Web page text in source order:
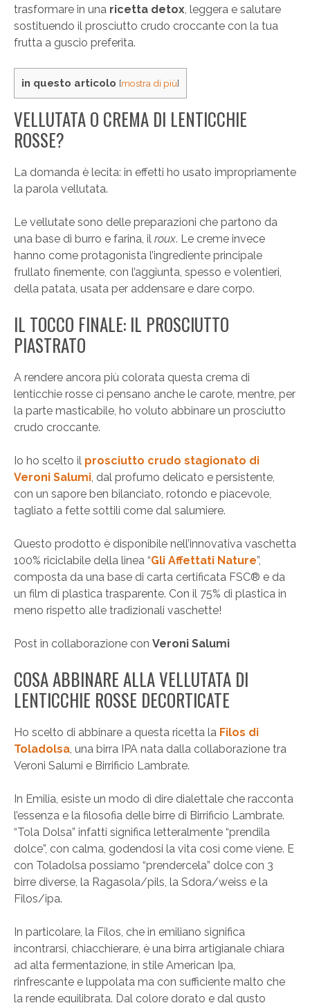
trasformare in una ricetta detox, leggera e salutare
sostituendo il prosciutto crudo croccante con la tua
frutta a guscio preferita.
in questo articolo [mostra di più]
VELLUTATA O CREMA DI LENTICCHIE
ROSSE?
La domanda è lecita: in effetti ho usato impropriamente
la parola vellutata.
Le vellutate sono delle preparazioni che partono da
una base di burro e farina, il roux. Le creme invece
hanno come protagonista l’ingrediente principale
frullato finemente, con l’aggiunta, spesso e volentieri,
della patata, usata per addensare e dare corpo.
IL TOCCO FINALE: IL PROSCIUTTO
PIASTRATO
A rendere ancora più colorata questa crema di
lenticchie rosse ci pensano anche le carote, mentre, per
la parte masticabile, ho voluto abbinare un prosciutto
crudo croccante.
Io ho scelto il prosciutto crudo stagionato di
Veroni Salumi, dal profumo delicato e persistente,
con un sapore ben bilanciato, rotondo e piacevole,
tagliato a fette sottili come dal salumiere.
Questo prodotto è disponibile nell’innovativa vaschetta
100% riciclabile della linea “Gli Affettati Nature”,
composta da una base di carta certificata FSC®️ e da
un film di plastica trasparente. Con il 75% di plastica in
meno rispetto alle tradizionali vaschette!
Post in collaborazione con Veroni Salumi
COSA ABBINARE ALLA VELLUTATA DI
LENTICCHIE ROSSE DECORTICATE
Ho scelto di abbinare a questa ricetta la Filos di
Toladolsa, una birra IPA nata dalla collaborazione tra
Veroni Salumi e Birrificio Lambrate.
In Emilia, esiste un modo di dire dialettale che racconta
l’essenza e la filosofia delle birre di Birrificio Lambrate.
“Tola Dolsa” infatti significa letteralmente “prendila
dolce”, con calma, godendosi la vita così come viene. E
con Toladolsa possiamo “prendercela” dolce con 3
birre diverse, la Ragasola/pils, la Sdora/weiss e la
Filos/ipa.
In particolare, la Filos, che in emiliano significa
incontrarsi, chiacchierare, è una birra artigianale chiara
ad alta fermentazione, in stile American Ipa,
rinfrescante e luppolata ma con sufficiente malto che
la rende equilibrata. Dal colore dorato e dal gusto